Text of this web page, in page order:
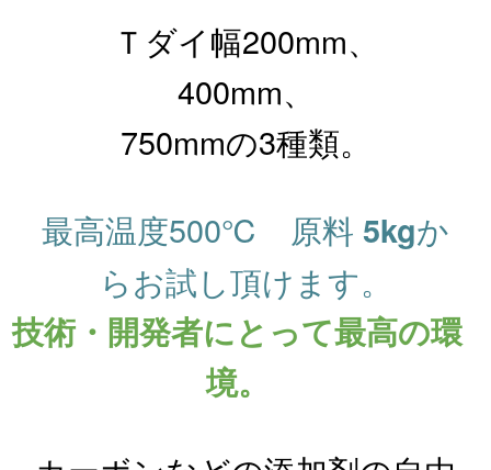
Ｔダイ幅200mm、
400mm、
750mmの3種類。
最高温度500℃ 原料 5kgか
らお試し頂けます。
技術・開発者にとって最高の環
境。